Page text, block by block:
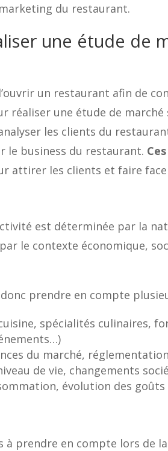
du restaurant.
une étude de
un restaurant afin de
réaliser une étude de
les clients du
le business du restaurant.
attirer les clients et faire face
est déterminée par la
le contexte économique,
prendre en compte
spécialités culinaires,
du marché, réglementation
de vie, changements
évolution des
à prendre en compte lors de la